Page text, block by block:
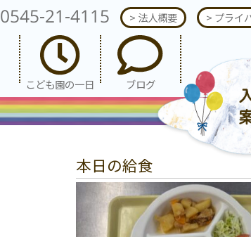
0545-21-4115 > 法人概要 > プライ
こども園の一日 ブログ
本日の給食